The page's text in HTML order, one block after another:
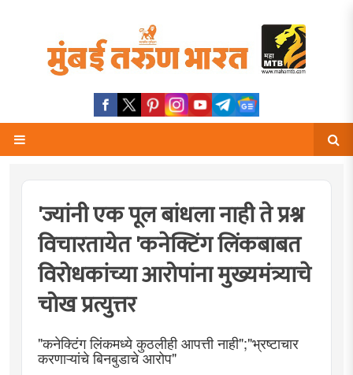
'ज्यांनी एक पूल बांधला नाही ते प्रश्न
विचारतायेत 'कनेक्टिंग लिंकबाबत
विरोधकांच्या आरोपांना मुख्यमंत्र्याचे
चोख प्रत्युत्तर
"कनेक्टिंग लिंकमध्ये कुठलीही आपत्ती नाही";"भ्रष्टाचार
करणाऱ्यांचे बिनबुडाचे आरोप"